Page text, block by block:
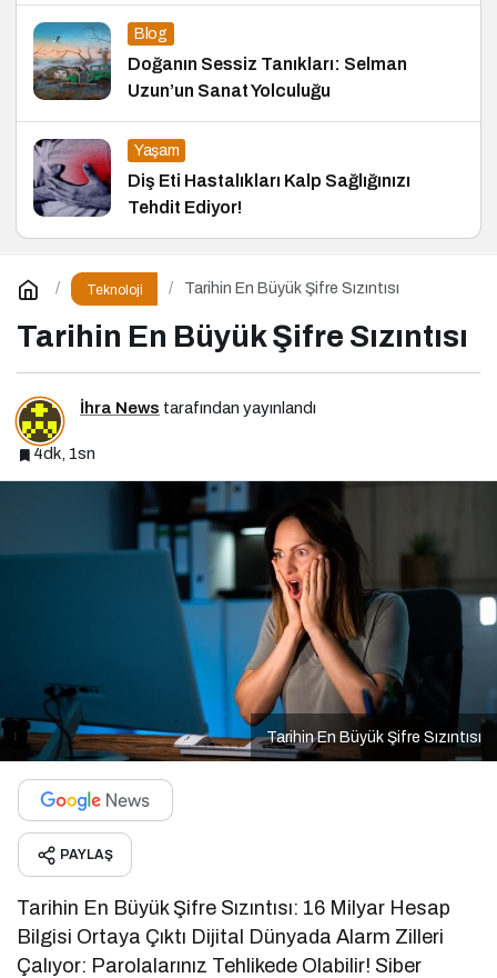
Blog
Doğanın Sessiz Tanıkları: Selman
Uzun’un Sanat Yolculuğu
Yaşam
Diş Eti Hastalıkları Kalp Sağlığınızı
Tehdit Ediyor!
Teknoloji Tarihin En Büyük Şifre Sızıntısı
Tarihin En Büyük Şifre Sızıntısı
İhra News tarafından yayınlandı
4dk, 1sn
Tarihin En Büyük Şifre Sızıntısı
PAYLAŞ
Tarihin En Büyük Şifre Sızıntısı: 16 Milyar Hesap
Bilgisi Ortaya Çıktı Dijital Dünyada Alarm Zilleri
Çalıyor: Parolalarınız Tehlikede Olabilir! Siber